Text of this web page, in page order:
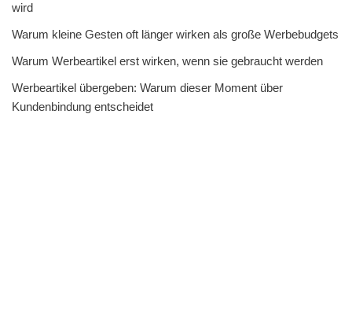
wird
Warum kleine Gesten oft länger wirken als große Werbebudgets
Warum Werbeartikel erst wirken, wenn sie gebraucht werden
Werbeartikel übergeben: Warum dieser Moment über
Kundenbindung entscheidet